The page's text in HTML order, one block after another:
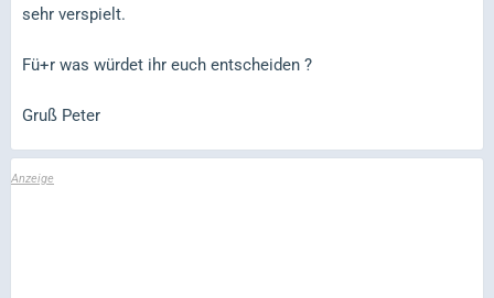
sehr verspielt.
Fü+r was würdet ihr euch entscheiden ?
Gruß Peter